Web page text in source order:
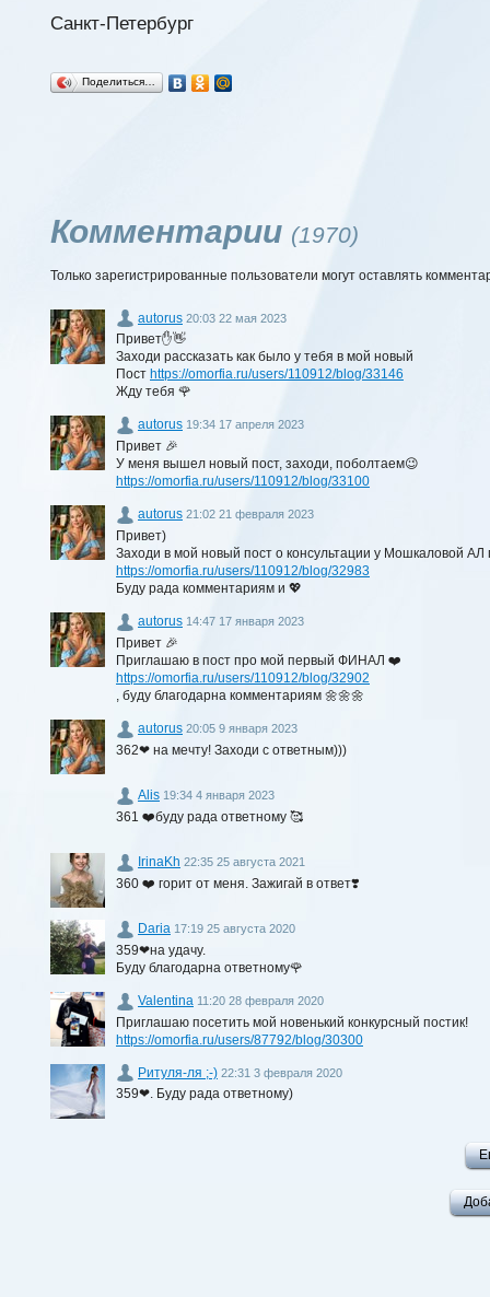
Санкт-Петербург
Поделиться…
Комментарии (1970)
Только зарегистрированные пользователи могут оставлять
autorus 20:03 22 мая 2023
Привет✋👋
Заходи рассказать как было у тебя в мой новый
Пост https://omorfia.ru/users/110912/blog/33146
Жду тебя 🌹
autorus 19:34 17 апреля 2023
Привет 🎉
У меня вышел новый пост, заходи, поболтаем😉
https://omorfia.ru/users/110912/blog/33100
autorus 21:02 21 февраля 2023
Привет)
Заходи в мой новый пост о консультации у Мошкаловой
https://omorfia.ru/users/110912/blog/32983
Буду рада комментариям и 💖
autorus 14:47 17 января 2023
Привет 🎉
Приглашаю в пост про мой первый ФИНАЛ ❤️
https://omorfia.ru/users/110912/blog/32902
, буду благодарна комментариям 🌼🌼🌼
autorus 20:05 9 января 2023
362❤ на мечту! Заходи с ответным)))
Alis 19:34 4 января 2023
361 ❤️буду рада ответному 🥰
IrinaKh 22:35 25 августа 2021
360 ❤️ горит от меня. Зажигай в ответ❣️
Daria 17:19 25 августа 2020
359❤на удачу.
Буду благодарна ответному🌹
Valentina 11:20 28 февраля 2020
Приглашаю посетить мой новенький конкурсный постик!
https://omorfia.ru/users/87792/blog/30300
Ритуля-ля ;-) 22:31 3 февраля 2020
359❤. Буду рада ответному)